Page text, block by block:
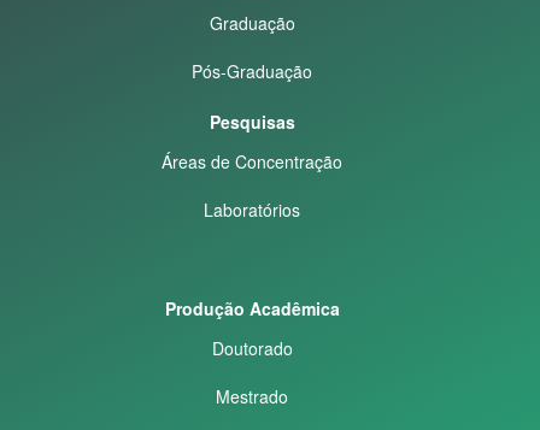
Graduação
Pós-Graduação
Pesquisas
Áreas de Concentração
Laboratórios
Produção Acadêmica
Doutorado
Mestrado